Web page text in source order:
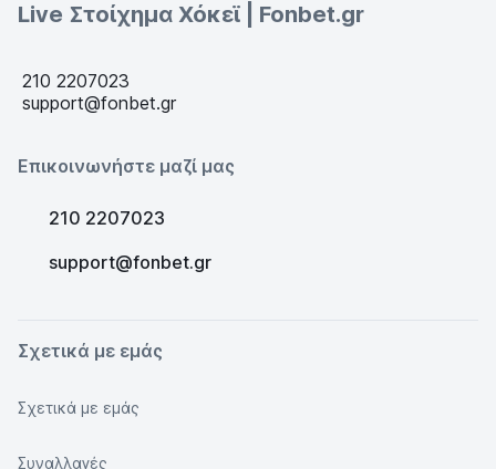
Live Στοίχημα Χόκεϊ | Fonbet.gr
210 2207023
support@fonbet.gr
Επικοινωνήστε μαζί μας
210 2207023
support@fonbet.gr
Σχετικά με εμάς
Σχετικά με εμάς
Συναλλαγές